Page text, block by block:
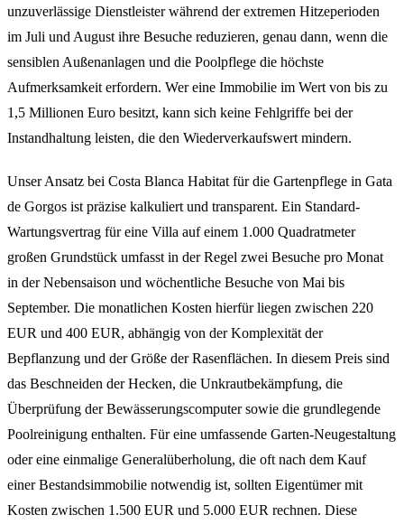
unzuverlässige Dienstleister während der extremen Hitzeperioden
im Juli und August ihre Besuche reduzieren, genau dann, wenn die
sensiblen Außenanlagen und die Poolpflege die höchste
Aufmerksamkeit erfordern. Wer eine Immobilie im Wert von bis zu
1,5 Millionen Euro besitzt, kann sich keine Fehlgriffe bei der
Instandhaltung leisten, die den Wiederverkaufswert mindern.
Unser Ansatz bei Costa Blanca Habitat für die Gartenpflege in Gata
de Gorgos ist präzise kalkuliert und transparent. Ein Standard-
Wartungsvertrag für eine Villa auf einem 1.000 Quadratmeter
großen Grundstück umfasst in der Regel zwei Besuche pro Monat
in der Nebensaison und wöchentliche Besuche von Mai bis
September. Die monatlichen Kosten hierfür liegen zwischen 220
EUR und 400 EUR, abhängig von der Komplexität der
Bepflanzung und der Größe der Rasenflächen. In diesem Preis sind
das Beschneiden der Hecken, die Unkrautbekämpfung, die
Überprüfung der Bewässerungscomputer sowie die grundlegende
Poolreinigung enthalten. Für eine umfassende Garten-Neugestaltung
oder eine einmalige Generalüberholung, die oft nach dem Kauf
einer Bestandsimmobilie notwendig ist, sollten Eigentümer mit
Kosten zwischen 1.500 EUR und 5.000 EUR rechnen. Diese